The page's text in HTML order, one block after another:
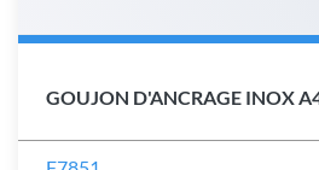
GOUJON D'ANCRAGE INOX